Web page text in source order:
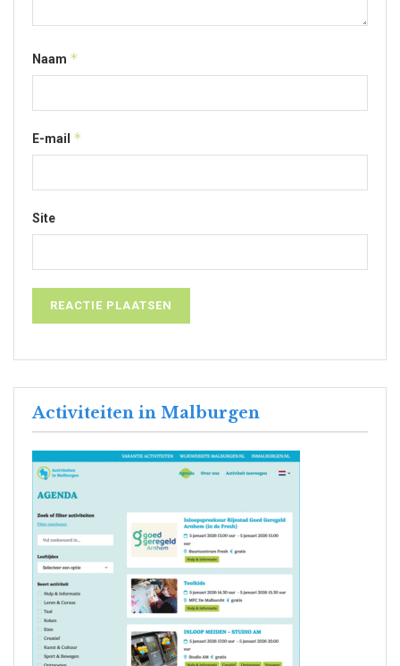
Naam *
E-mail *
Site
Activiteiten in Malburgen